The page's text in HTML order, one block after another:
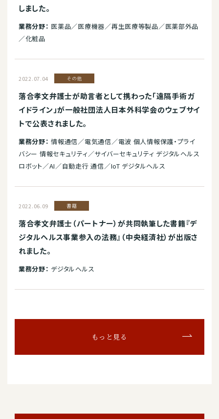
しました。
業務分野： 医薬品／医療機器／再生医療等製品／医薬部外品
／化粧品
2022.07.04 その他
落合孝文弁護士が助言者として携わった「遠隔手術ガ
イドライン」が一般社団法人日本外科学会のウェブサイ
トで公表されました。
業務分野： 情報通信／電気通信／電波 個人情報保護・プライ
バシー 情報セキュリティ／サイバーセキュリティ デジタルヘルス
ロボット／AI／自動走行 通信／IoT デジタルヘルス
2022.06.09 書籍
落合孝文弁護士（パートナー）が共同執筆した書籍『デ
ジタルヘルス事業参入の法務』（中央経済社）が出版さ
れました。
業務分野： デジタルヘルス
もっと見る